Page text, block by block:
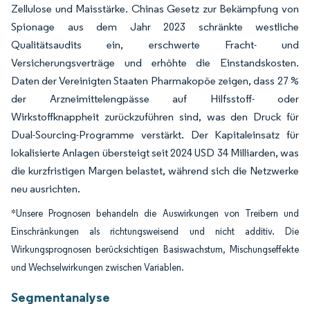
Zellulose und Maisstärke. Chinas Gesetz zur Bekämpfung von
Spionage aus dem Jahr 2023 schränkte westliche
Qualitätsaudits ein, erschwerte Fracht- und
Versicherungsverträge und erhöhte die Einstandskosten.
Daten der Vereinigten Staaten Pharmakopöe zeigen, dass 27 %
der Arzneimittelengpässe auf Hilfsstoff- oder
Wirkstoffknappheit zurückzuführen sind, was den Druck für
Dual-Sourcing-Programme verstärkt. Der Kapitaleinsatz für
lokalisierte Anlagen übersteigt seit 2024 USD 34 Milliarden, was
die kurzfristigen Margen belastet, während sich die Netzwerke
neu ausrichten.
*Unsere Prognosen behandeln die Auswirkungen von Treibern und
Einschränkungen als richtungsweisend und nicht additiv. Die
Wirkungsprognosen berücksichtigen Basiswachstum, Mischungseffekte
und Wechselwirkungen zwischen Variablen.
Segmentanalyse